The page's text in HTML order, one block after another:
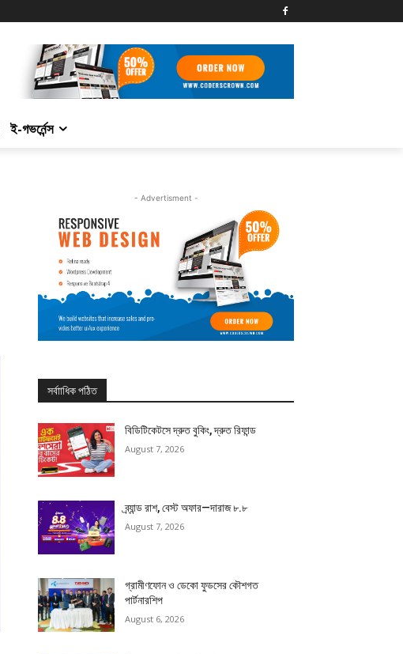
ই-গভর্নেন্স
- Advertisment -
সর্বাাধিক পঠিত
বিডিটিকেটসে দ্রুত বুকিং, দ্রুত রিফান্ড
August 7, 2026
ব্র্যান্ড রাশ, বেস্ট অফার—দারাজ ৮.৮
August 7, 2026
গ্রামীণফোন ও ডেকো ফুডসের কৌশগত
পার্টনারশিপ
August 6, 2026